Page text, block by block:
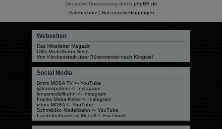
Deutsche Übersetzung durch phpBB.de
Datenschutz| Nutzungsbedingungen
Webseiten
Das Mittelleiter Magazin
Olli's Modellbahn Seite
Von Klockenstedt über Bürenwerder nach Klingsiel
Social Media
Bimm MOBA TV <- YouTube
@tramspotters <- Instagram
lenasmodellbahn <- Instagram
Franks Moba-Keller <- Instagram
johns MOBA <- YouTube
Schmiddko Modellbahn <- YouTube
Länderbahnzeit im Modell <- Facebook